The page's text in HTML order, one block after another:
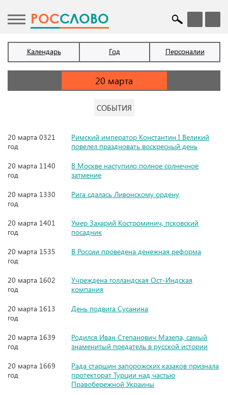
POCСЛОВО
Календарь Год Персоналии
СОБЫТИЯ
20 марта 0321
год
Римский император Константин I Великий
повелел праздновать воскресный день
20 марта 1140
год
В Москве наступило полное солнечное
затмение
20 марта 1330
год
Рига сдалась Ливонскому ордену
20 марта 1401
год
Умер Захарий Костроминич, псковский
посадник
20 марта 1535
год
В России проведена денежная реформа
20 марта 1602
год
Учреждена голландская Ост-Индская
компания
20 марта 1613
год
День подвига Сусанина
20 марта 1639
год
Родился Иван Степанович Мазепа, самый
знаменитый предатель в русской истории
20 марта 1669
год
Рада старшин запорожских казаков признала
протекторат Турции над частью
Правобережной Украины